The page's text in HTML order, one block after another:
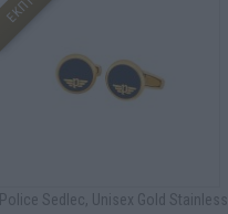
Police Sedlec, Unisex Gold Stainless